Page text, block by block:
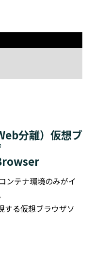
分離）仮想ブ
ンテナ環境のみがイ
する仮想ブラウザソ